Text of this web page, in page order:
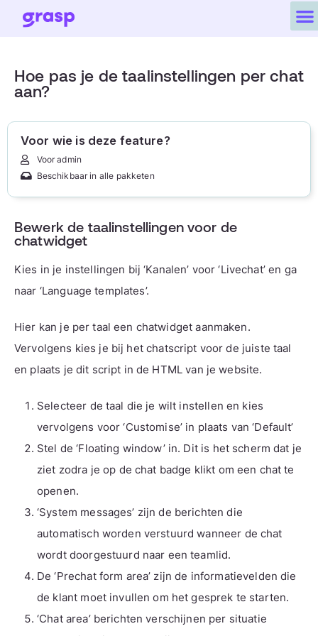
Hoe pas je de taalinstellingen per chat
aan?
Voor wie is deze feature?
Voor admin
Beschikbaar in alle pakketen
Bewerk de taalinstellingen voor de
chatwidget
Kies in je instellingen bij ‘Kanalen’ voor ‘Livechat’ en ga
naar ‘Language templates’.
Hier kan je per taal een chatwidget aanmaken.
Vervolgens kies je bij hetchatscript voor de juiste taal
en plaats je dit script in de HTML van je website.
Selecteer de taal die je wilt instellen en kies
vervolgens voor ‘Customise’ in plaats van ‘Default’
Stel de ‘Floating window’ in. Dit is het scherm dat je
ziet zodra je op de chat badge klikt om een chat te
openen.
‘System messages’ zijn de berichten die
automatisch worden verstuurd wanneer de chat
wordt doorgestuurd naar een teamlid.
De ‘Prechat form area’ zijn de informatievelden die
de klant moet invullen om het gesprek te starten.
‘Chat area’ berichten verschijnen per situatie